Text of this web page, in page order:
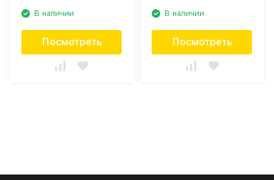
В наличии
Посмотреть
В наличии
Посмотреть